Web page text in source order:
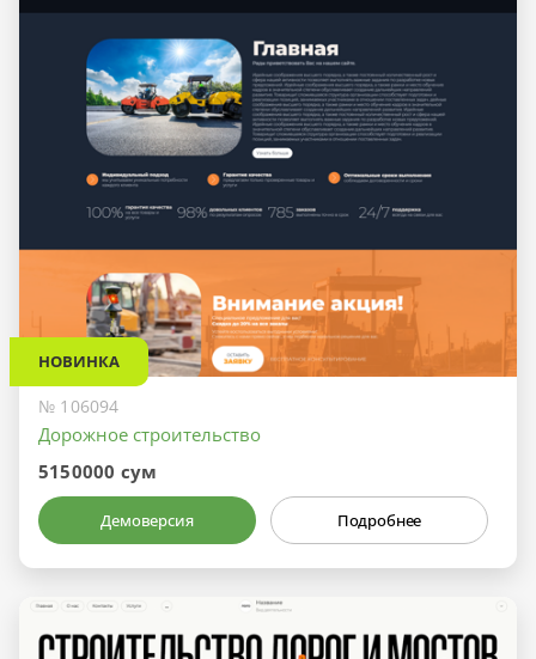
НОВИНКА
№ 106094
Дорожное строительство
5150000 сум
Демоверсия Подробнее